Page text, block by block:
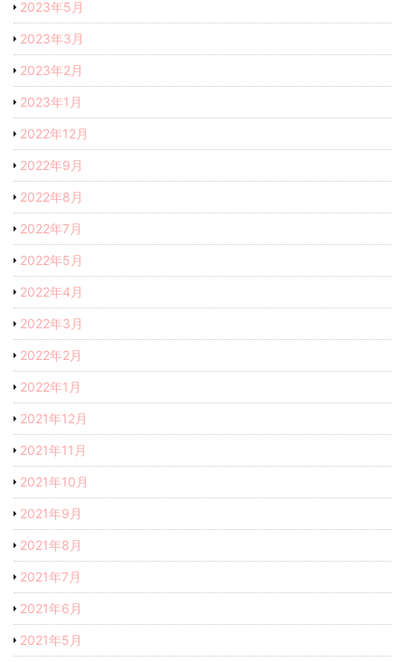
2023年5月
2023年3月
2023年2月
2023年1月
2022年12月
2022年9月
2022年8月
2022年7月
2022年5月
2022年4月
2022年3月
2022年2月
2022年1月
2021年12月
2021年11月
2021年10月
2021年9月
2021年8月
2021年7月
2021年6月
2021年5月